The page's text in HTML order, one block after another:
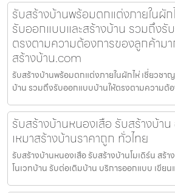
รับสร้างบ้านพร้อมตกแต่งภายในผั
รับออกแบบและสร้างบ้าน รวมถึงรั
ตรงตามความต้องการของลูกค้าม
สร้างบ้าน.com
รับสร้างบ้านพร้อมตกแต่งภายในผักไห่ เชี่ยวชา
บ้าน รวมถึงรับออกแบบบ้านให้ตรงตามความต้
รับสร้างบ้านหนองเสือ รับสร้างบ้า
เหมาสร้างบ้านราคาถูก ทั่วไทย
รับสร้างบ้านหนองเสือ รับสร้างบ้านโมเดิร์น สร้า
โนเวทบ้าน รับต่อเติมบ้าน บริการออกแบบ เขีย